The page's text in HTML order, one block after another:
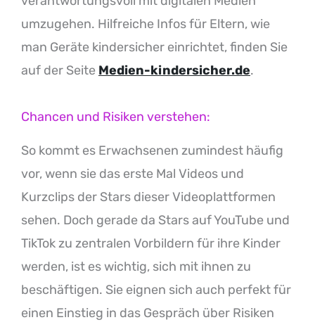
umzugehen. Hilfreiche Infos für Eltern, wie
man Geräte kindersicher einrichtet, finden Sie
auf der Seite Medien-kindersicher.de.
Chancen und Risiken verstehen:
So kommt es Erwachsenen zumindest häufig
vor, wenn sie das erste Mal Videos und
Kurzclips der Stars dieser Videoplattformen
sehen. Doch gerade da Stars auf YouTube und
TikTok zu zentralen Vorbildern für ihre Kinder
werden, ist es wichtig, sich mit ihnen zu
beschäftigen. Sie eignen sich auch perfekt für
einen Einstieg in das Gespräch über Risiken